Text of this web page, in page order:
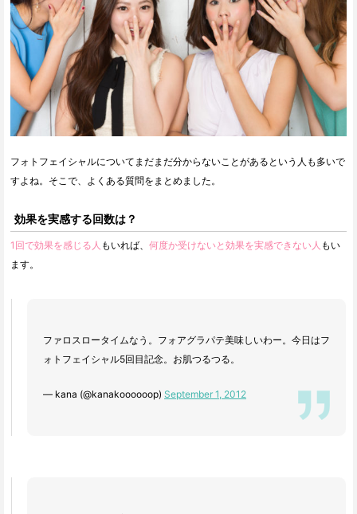
フォトフェイシャルについてまだまだ分からないことがあるという人も多いで
すよね。そこで、よくある質問をまとめました。
効果を実感する回数は？
1回で効果を感じる人 もいれば、 何度か受けないと効果を実感できない人 もい
ます。
ファロスロータイムなう。フォアグラパテ美味しいわー。今日はフ
ォトフェイシャル5回目記念。お肌つるつる。
— kana (@kanakoooooop) September 1, 2012